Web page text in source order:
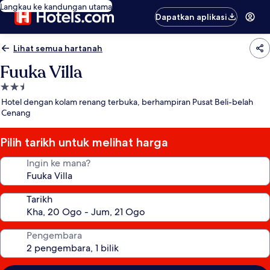
Langkau ke kandungan utama
Dapatkan aplikasi
Lihat semua hartanah
Fuuka Villa
Hartanah
2.5
bintang
Hotel dengan kolam renang terbuka, berhampiran Pusat Beli-belah
Cenang
Pilih tarikh untuk melihat harga
Ingin ke mana?
Tarikh
Pengembara